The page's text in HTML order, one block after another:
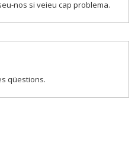
nos si veieu cap problema.
qüestions.